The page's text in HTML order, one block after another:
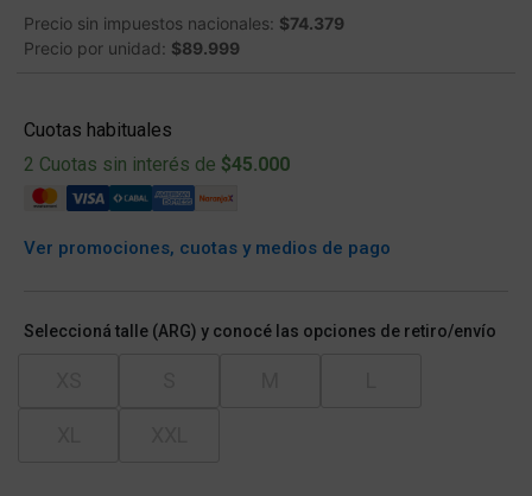
Precio sin impuestos nacionales: $74.379
Precio por unidad: $89.999
Cuotas habituales
2 Cuotas sin interés de $45.000
Ver promociones, cuotas y medios de pago
Seleccioná talle (ARG) y conocé las opciones de retiro/envío